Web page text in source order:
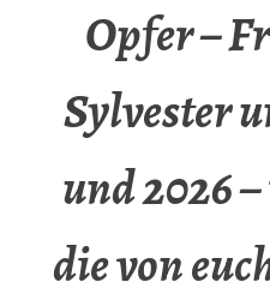
Opfer –
Sylvester
und 2026
die von